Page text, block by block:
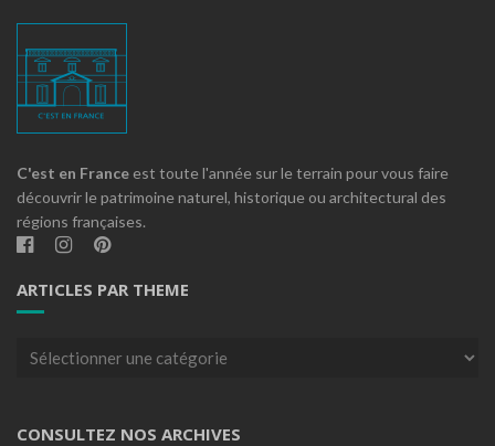
C'est en France est toute l'année sur le terrain pour vous faire
découvrir le patrimoine naturel, historique ou architectural des
régions françaises.
ARTICLES PAR THEME
Articles
CONSULTEZ NOS ARCHIVES